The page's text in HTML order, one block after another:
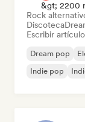
&gt; 2200
Rock
Discoteca
Escribir
Dream pop
Indie pop